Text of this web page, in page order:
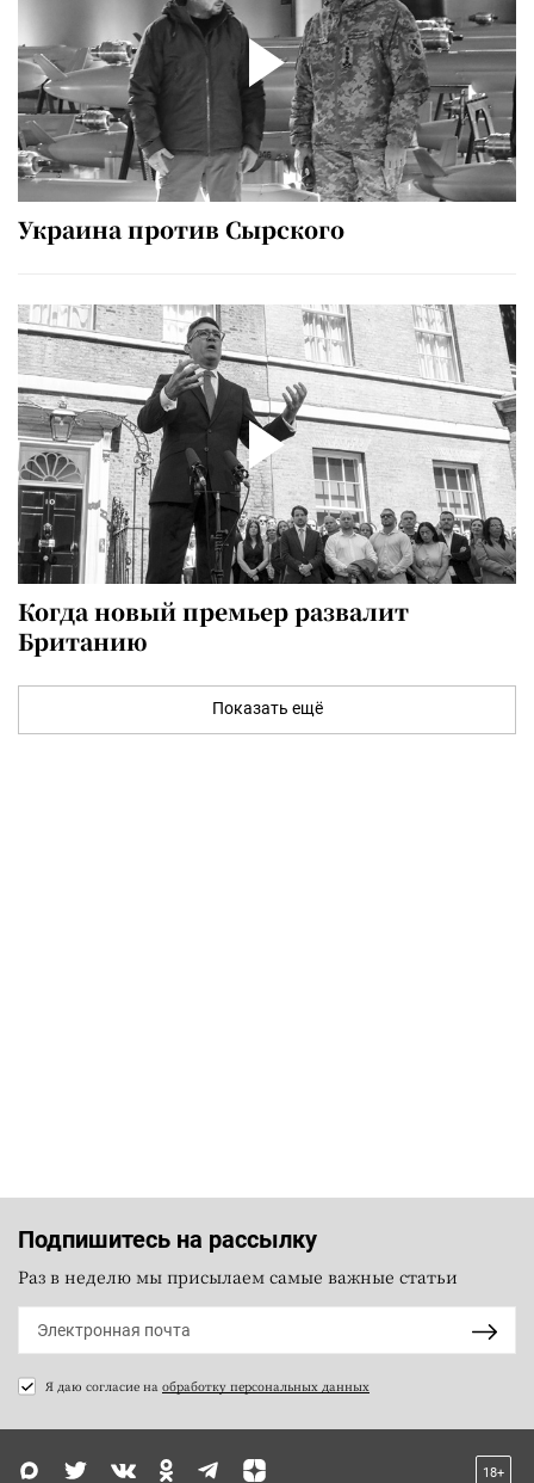
Украина против Сырского
Когда новый премьер развалит
Британию
Показать ещё
Подпишитесь на рассылку
Раз в неделю мы присылаем самые важные статьи
Я даю согласие на обработку персональных данных
18+